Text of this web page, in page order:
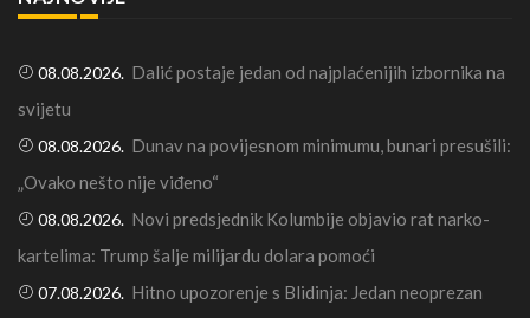
08.08.2026. Dalić postaje jedan od najplaćenijih izbornika na
svijetu
08.08.2026. Dunav na povijesnom minimumu, bunari presušili:
„Ovako nešto nije viđeno“
08.08.2026. Novi predsjednik Kolumbije objavio rat narko-
kartelima: Trump šalje milijardu dolara pomoći
07.08.2026. Hitno upozorenje s Blidinja: Jedan neoprezan